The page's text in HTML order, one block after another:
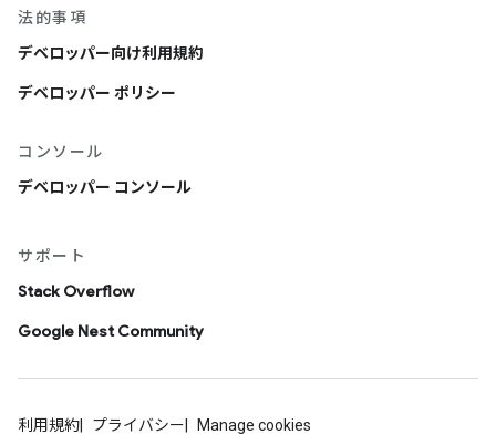
法的事項
デベロッパー向け利用規約
デベロッパー ポリシー
コンソール
デベロッパー コンソール
サポート
Stack Overflow
Google Nest Community
利用規約 プライバシー Manage cookies